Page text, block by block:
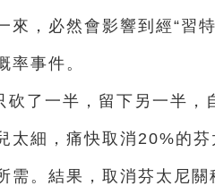
來，必然會影響到經“習
率事件。
砍了一半，留下另一半，
太細，痛快取消20%的芬
需。結果，取消芬太尼關